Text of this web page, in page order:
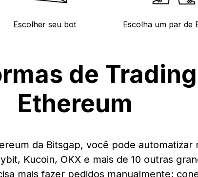
Escolher seu bot Escolha um par de
de
Ethereum
da Bitsgap, você pode automatizar
Kucoin, OKX e mais de 10 outras
mais fazer pedidos manualmente: